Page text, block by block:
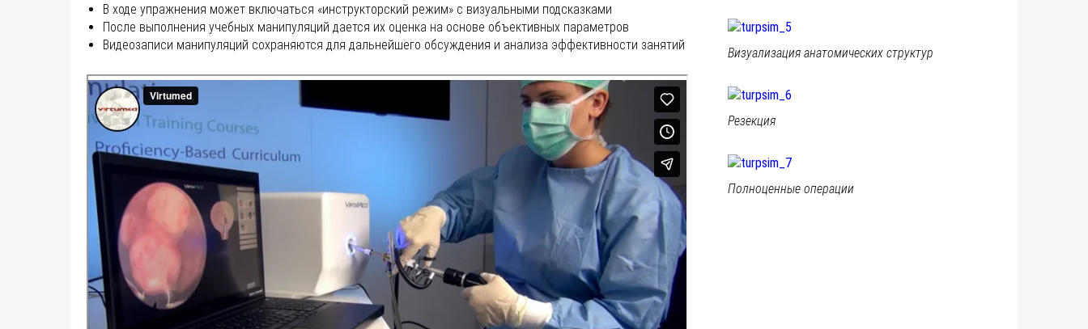
В ходе упражнения может включаться «инструкторский режим» с визуальными подсказками
После выполнения учебных манипуляций дается их оценка на основе объективных параметров
Видеозаписи манипуляций сохраняются для дальнейшего обсуждения и анализа эффективности занятий
Визуализация анатомических структур
Резекция
Полноценные операции